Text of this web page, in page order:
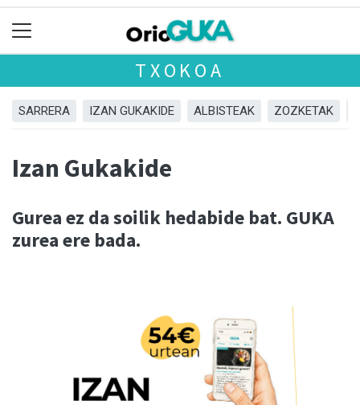
TXOKOA
SARRERA IZAN GUKAKIDE ALBISTEAK ZOZKETAK
Izan Gukakide
Gurea ez da soilik hedabide bat. GUKA
zurea ere bada.